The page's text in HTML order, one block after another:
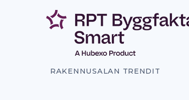
RAKENNUSALAN TRENDIT